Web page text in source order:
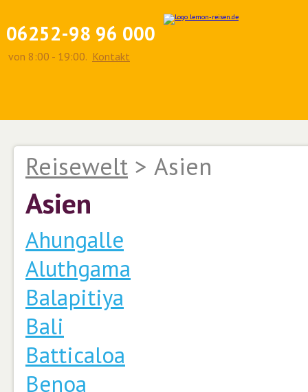
06252-98 96 000
von 8:00 - 19:00. Kontakt
Reisewelt > Asien
Asien
Ahungalle
Aluthgama
Balapitiya
Bali
Batticaloa
Benoa